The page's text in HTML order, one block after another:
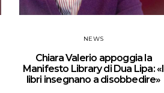
NEWS
Chiara Valerio appoggia la
Manifesto Library di Dua Lipa: «I
libri insegnano a disobbedire»